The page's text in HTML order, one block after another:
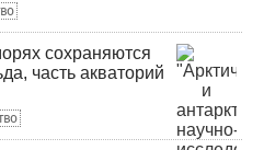
сохраняются
часть акваторий